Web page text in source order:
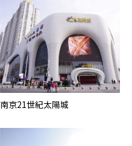
南京21世紀太陽城